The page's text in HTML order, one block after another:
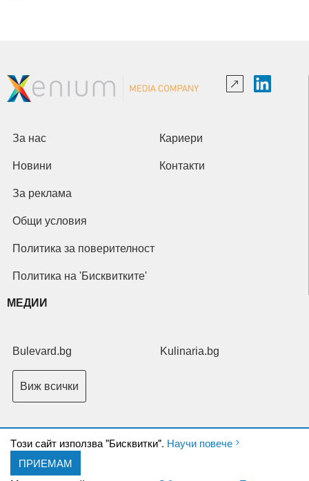
Tози сайт използва "Бисквитки". Научи повече
ПРИЕМАМ
За нас Кариери
Новини Контакти
За реклама
Общи условия
Политика за поверителност
Политика на 'Бисквитките'
МЕДИИ
Bulevard.bg Kulinaria.bg
Виж всички
Copyright © 2026 Ксениум ООД. Всички права запазени.